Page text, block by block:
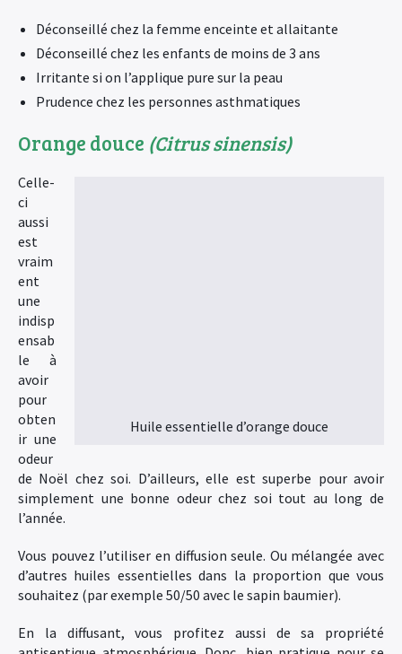
Déconseillé chez la femme enceinte et allaitante
Déconseillé chez les enfants de moins de 3 ans
Irritante si on l’applique pure sur la peau
Prudence chez les personnes asthmatiques
Orange douce (Citrus sinensis)
Huile essentielle d’orange douce
Celle-
ci
aussi
est
vraim
ent
une
indisp
ensab
le à
avoir
pour
obten
ir une
odeur
de Noël chez soi. D’ailleurs, elle est superbe pour avoir
simplement une bonne odeur chez soi tout au long de
l’année.
Vous pouvez l’utiliser en diffusion seule. Ou mélangée avec
d’autres huiles essentielles dans la proportion que vous
souhaitez (par exemple 50/50 avec le sapin baumier).
En la diffusant, vous profitez aussi de sa propriété